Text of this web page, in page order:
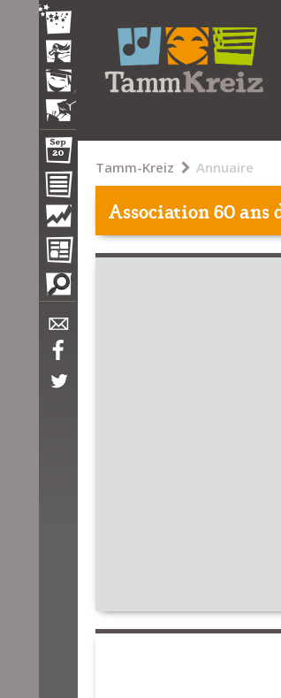
Tamm-Kreiz Annuaire
Association 60 ans